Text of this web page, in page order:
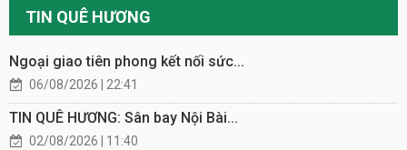
TIN QUÊ HƯƠNG
Ngoại giao tiên phong kết nối sức...
06/08/2026 | 22:41
TIN QUÊ HƯƠNG: Sân bay Nội Bài...
02/08/2026 | 11:40